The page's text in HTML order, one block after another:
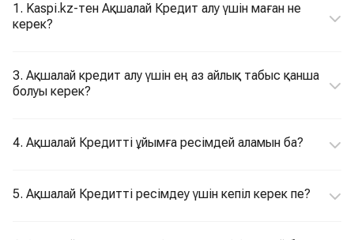
1. Kaspi.kz-тен Ақшалай Кредит алу үшін маған не
керек?
3. Ақшалай кредит алу үшін ең аз айлық табыс қанша
болуы керек?
4. Ақшалай Кредитті ұйымға ресімдей аламын ба?
5. Ақшалай Кредитті ресімдеу үшін кепіл керек пе?